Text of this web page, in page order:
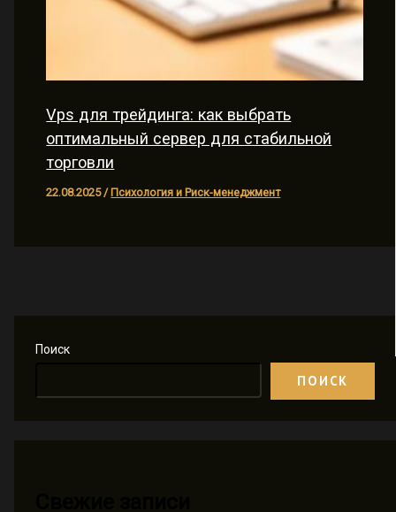
Поиск
ПОИСК
Vps для трейдинга: как выбрать
оптимальный сервер для стабильной
торговли
22.08.2025 / Психология и Риск-менеджмент